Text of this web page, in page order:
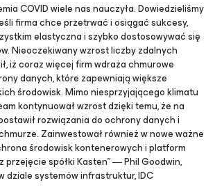
COVID wiele nas nauczyła. Dowiedzieliśmy
firma chce przetrwać i osiągać sukcesy,
elastyczna i szybko dostosowywać się
Nieoczekiwany wzrost liczby zdalnych
iż coraz więcej firm wdraża chmurowe
danych, które zapewniają większe
środowisk. Mimo niesprzyjającego klimatu
kontynuował wzrost dzięki temu, że na
rozwiązania do ochrony danych i
Zainwestował również w nowe ważne
środowisk kontenerowych i platform
przejęcie spółki Kasten” ― Phil Goodwin,
dziale systemów infrastruktur, IDC